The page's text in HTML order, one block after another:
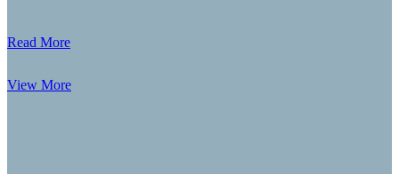
Read More
View More